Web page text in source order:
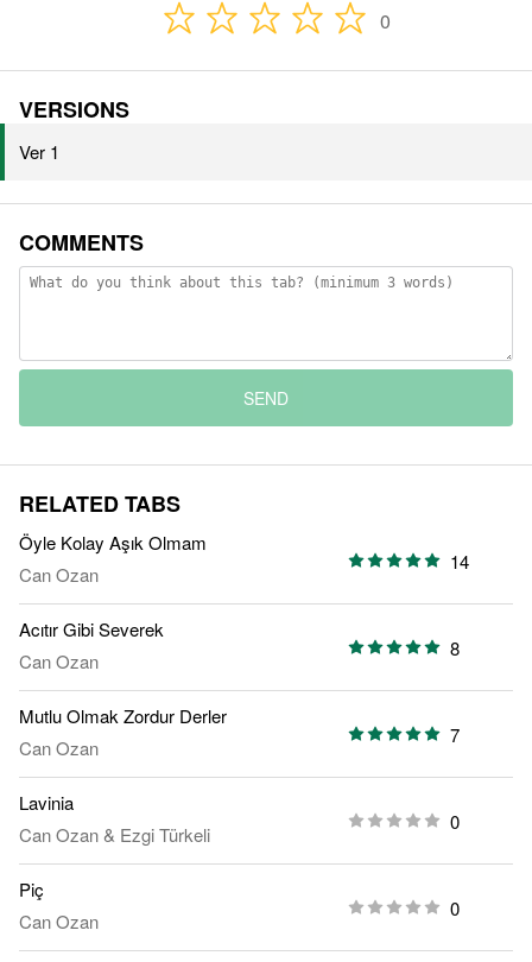
0
VERSIONS
Ver 1
COMMENTS
SEND
RELATED TABS
Öyle Kolay Aşık Olmam
Can Ozan
14
Acıtır Gibi Severek
Can Ozan
8
Mutlu Olmak Zordur Derler
Can Ozan
7
Lavinia
Can Ozan& Ezgi Türkeli
0
Piç
Can Ozan
0